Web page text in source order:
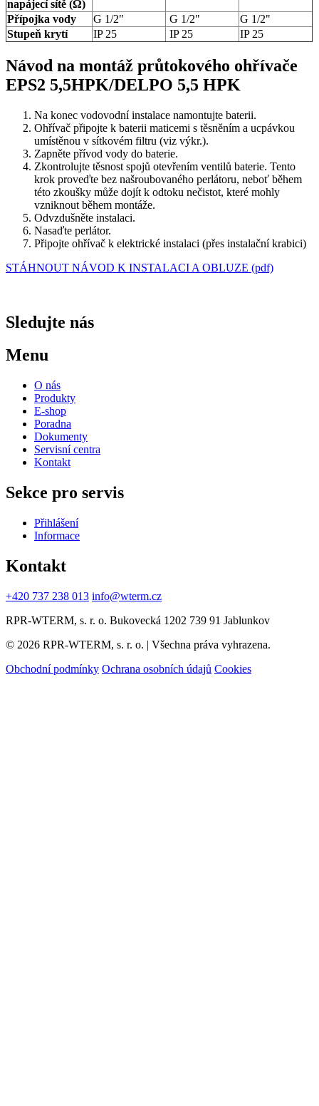
napájecí sítě (Ω)
Přípojka vody
G 1/2" G 1/2"
G 1/2"
Stupeň krytí
IP 25 IP 25 IP 25
Návod na montáž průtokového ohřívače
EPS2 5,5HPK/DELPO 5,5 HPK
Na konec vodovodní instalace namontujte baterii.
Ohřívač připojte k baterii maticemi s těsněním a ucpávkou
umístěnou v sítkovém filtru (viz výkr.).
Zapněte přívod vody do baterie.
Zkontrolujte těsnost spojů otevřením ventilů baterie. Tento
krok proveďte bez našroubovaného perlátoru, neboť během
této zkoušky může dojít k odtoku nečistot, které mohly
vzniknout během montáže.
Odvzdušněte instalaci.
Nasaďte perlátor.
Připojte ohřívač k elektrické instalaci (přes instalační krabici)
STÁHNOUT NÁVOD K INSTALACI A OBLUZE (pdf)
Sledujte nás
Menu
O nás
Produkty
E-shop
Poradna
Dokumenty
Servisní centra
Kontakt
Sekce pro servis
Přihlášení
Informace
Kontakt
+420 737 238 013 info@wterm.cz
RPR-WTERM, s. r. o. Bukovecká 1202 739 91 Jablunkov
© 2026 RPR-WTERM, s. r. o. | Všechna práva vyhrazena.
Obchodní podmínky Ochrana osobních údajů Cookies